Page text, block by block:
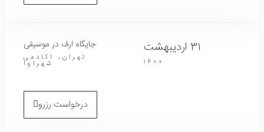
۳۱ اردیبهشت
۱۴۰۰
جایگاه ارف در موسیقی
تهران، آکادمی
شهرآوا
درخواست رزرو